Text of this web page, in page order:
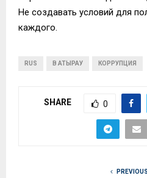
Не создавать условий для
каждого.
RUS В АТЫРАУ КОРРУПЦИЯ
SHARE 0